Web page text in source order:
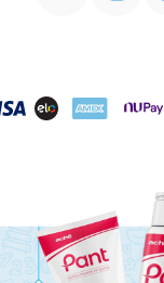
ELO AMEX NuPay
Destaque